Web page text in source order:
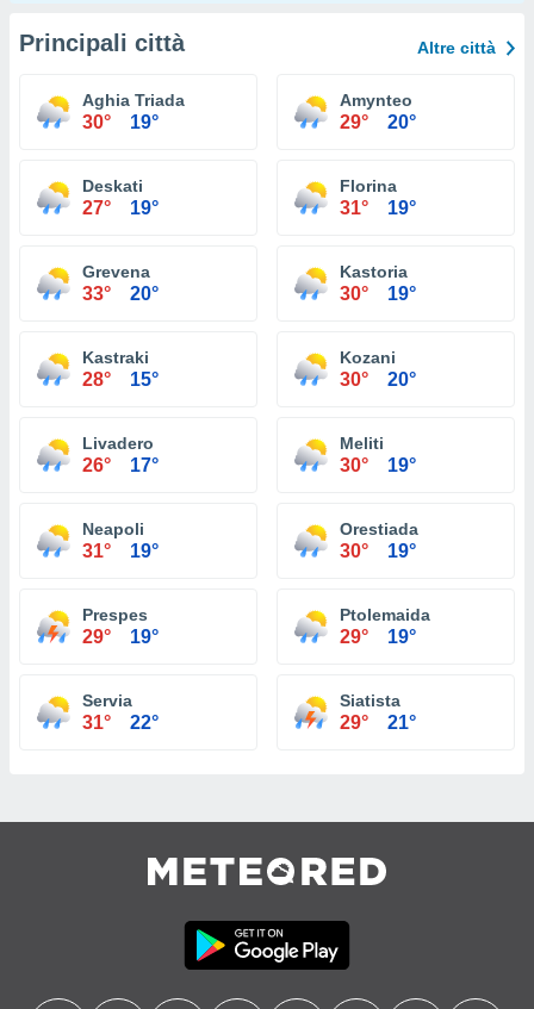
Principali città Altre città
Aghia Triada
30° 19°
Amynteo
29° 20°
Deskati
27° 19°
Florina
31° 19°
Grevena
33° 20°
Kastoria
30° 19°
Kastraki
28° 15°
Kozani
30° 20°
Livadero
26° 17°
Meliti
30° 19°
Neapoli
31° 19°
Orestiada
30° 19°
Prespes
29° 19°
Ptolemaida
29° 19°
Servia
31° 22°
Siatista
29° 21°